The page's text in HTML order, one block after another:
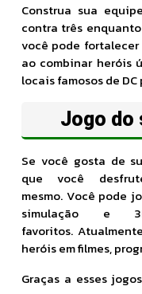
Construa sua
contra três
você pode
ao combinar heróis
locais famosos de
Jogo do
Se você gosta de
que você
mesmo. Você pode
simulação e
favoritos.
heróis em filmes,
Graças a esses